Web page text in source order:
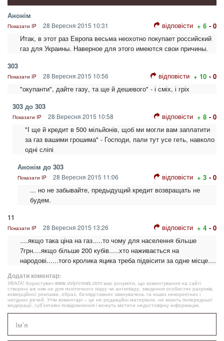
Анонім
Показати IP 28 Вересня 2015 10:31 відповісти + 6 - 0
Итак, в этот раз Европа весьма неохотно покупает российский
газ для Украины. Наверное для этого имеются свои причины.
303
Показати IP 28 Вересня 2015 10:56 відповісти + 10 - 0
"окупанти", дайте газу, та ще й дешевого" - і сміх, і гріх
303 до 303
Показати IP 28 Вересня 2015 10:58 відповісти + 8 - 0
"І ще й кредит в 500 мільйонів, щоб ми могли вам заплатити
за газ вашими грошима" - Господи, пали тут усе геть, навколо
одні сліпі
Анонім до 303
Показати IP 28 Вересня 2015 11:06 відповісти + 3 - 0
... но не забывайте, предыдущий кредит возвращать не
будем.
11
Показати IP 28 Вересня 2015 13:26 відповісти + 4 - 0
....якщо така ціна на газ.....то чому для населення більше
7грн....якщо більше 200 кубів.....хто наживається на
народові......того кролика яцика треба підвісити за одне місце....
Додати коментар:
УВАГА! Користувач www.volynnews.com має розуміти, що коментування на сайті
створені аж ніяк не для політичного піару чи антипіару, зведення особистих рахунків,
комерційної реклами, образ, безпідставних звинувачень та інших некоректних і
негідних речей. Утім коментарі – це не редакційні матеріали, не мають попередньої
модерації, суб’єктивні повідомлення і можуть містити недостовірну інформацію.